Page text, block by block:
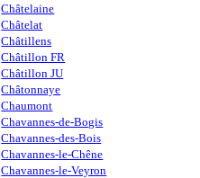
Châtelaine
Châtelat
Châtillens
Châtillon FR
Châtillon JU
Châtonnaye
Chaumont
Chavannes-de-Bogis
Chavannes-des-Bois
Chavannes-le-Chêne
Chavannes-le-Veyron